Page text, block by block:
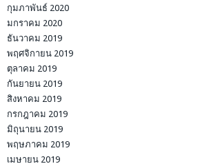
กุมภาพันธ์ 2020
มกราคม 2020
ธันวาคม 2019
พฤศจิกายน 2019
ตุลาคม 2019
กันยายน 2019
สิงหาคม 2019
กรกฎาคม 2019
มิถุนายน 2019
พฤษภาคม 2019
เมษายน 2019